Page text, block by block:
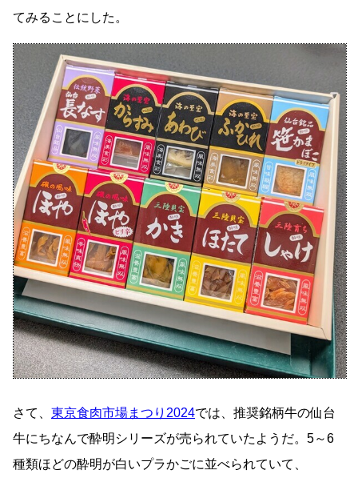
てみることにした。
さて、 東京食肉市場まつり2024では、推奨銘柄牛の仙台
牛にちなんで酔明シリーズが売られていたようだ。5～6
種類ほどの酔明が白いプラかごに並べられていて、